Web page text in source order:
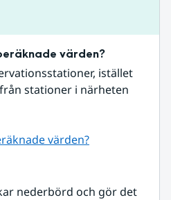
värden?
istället
stationer i närheten
värden?
nederbörd och gör det